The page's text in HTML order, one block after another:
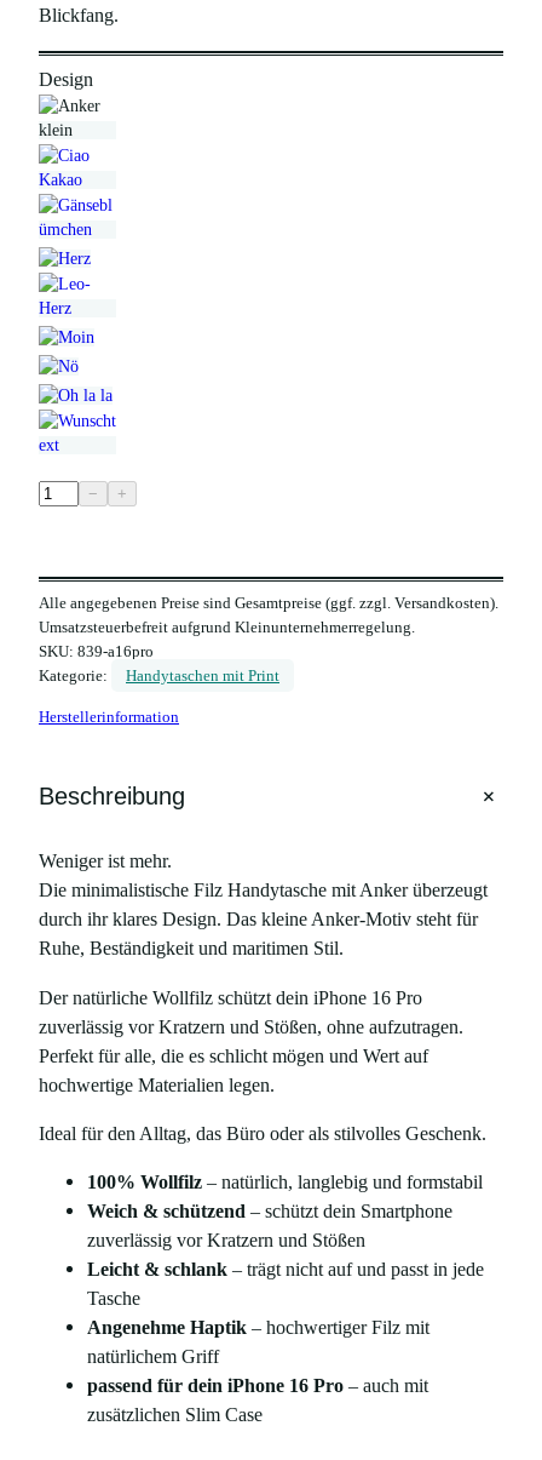
Blickfang.
Design
F
z
H
a
n
y
a
s
h
e
m
i
t
n
k
r
− +
Alle angegebenen Preise sind Gesamtpreise (ggf. zzgl. Versandkosten).
Umsatzsteuerbefreit aufgrund Kleinunternehmerregelung.
SKU: 839-a16pro
Kategorie:
Handytaschen mit Print
Herstellerinformation
Beschreibung +
Weniger ist mehr.
Die minimalistische Filz Handytasche mit Anker überzeugt
durch ihr klares Design. Das kleine Anker-Motiv steht für
Ruhe, Beständigkeit und maritimen Stil.
Der natürliche Wollfilz schützt dein iPhone 16 Pro
zuverlässig vor Kratzern und Stößen, ohne aufzutragen.
Perfekt für alle, die es schlicht mögen und Wert auf
hochwertige Materialien legen.
Ideal für den Alltag, das Büro oder als stilvolles Geschenk.
100% Wollfilz – natürlich, langlebig und formstabil
Weich & schützend – schützt dein Smartphone
zuverlässig vor Kratzern und Stößen
Leicht & schlank – trägt nicht auf und passt in jede
Tasche
Angenehme Haptik – hochwertiger Filz mit
natürlichem Griff
passend für dein iPhone 16 Pro – auch mit
zusätzlichen Slim Case